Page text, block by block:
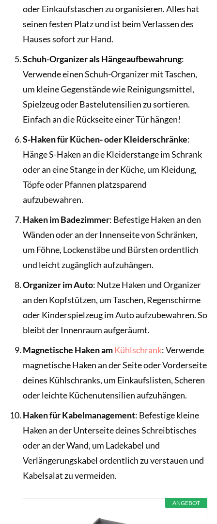
oder Einkaufstaschen zu organisieren. Alles hat
seinen festen Platz und ist beim Verlassen des
Hauses sofort zur Hand.
Schuh-Organizer als Hängeaufbewahrung:
Verwende einen Schuh-Organizer mit Taschen,
um kleine Gegenstände wie Reinigungsmittel,
Spielzeug oder Bastelutensilien zu sortieren.
Einfach an die Rückseite einer Tür hängen!
S-Haken für Küchen- oder Kleiderschränke:
Hänge S-Haken an die Kleiderstange im Schrank
oder an eine Stange in der Küche, um Kleidung,
Töpfe oder Pfannen platzsparend
aufzubewahren.
Haken im Badezimmer: Befestige Haken an den
Wänden oder an der Innenseite von Schränken,
um Föhne, Lockenstäbe und Bürsten ordentlich
und leicht zugänglich aufzuhängen.
Organizer im Auto: Nutze Haken und Organizer
an den Kopfstützen, um Taschen, Regenschirme
oder Kinderspielzeug im Auto aufzubewahren. So
bleibt der Innenraum aufgeräumt.
Magnetische Haken amKühlschrank: Verwende
magnetische Haken an der Seite oder Vorderseite
deines Kühlschranks, um Einkaufslisten, Scheren
oder leichte Küchenutensilien aufzuhängen.
Haken für Kabelmanagement: Befestige kleine
Haken an der Unterseite deines Schreibtisches
oder an der Wand, um Ladekabel und
Verlängerungskabel ordentlich zu verstauen und
Kabelsalat zu vermeiden.
ANGEBOT